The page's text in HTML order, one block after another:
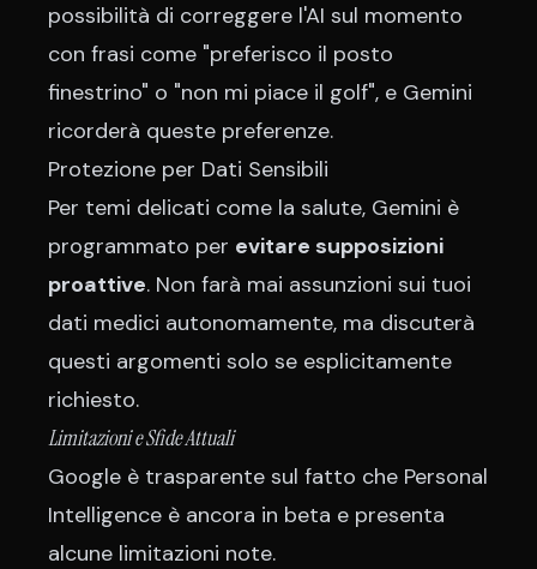
possibilità di correggere l'AI sul momento
con frasi come "preferisco il posto
finestrino" o "non mi piace il golf", e Gemini
ricorderà queste preferenze.
Protezione per Dati Sensibili
Per temi delicati come la salute, Gemini è
programmato per evitare supposizioni
proattive. Non farà mai assunzioni sui tuoi
dati medici autonomamente, ma discuterà
questi argomenti solo se esplicitamente
richiesto.
Limitazioni e Sfide Attuali
Google è trasparente sul fatto che Personal
Intelligence è ancora in beta e presenta
alcune limitazioni note.